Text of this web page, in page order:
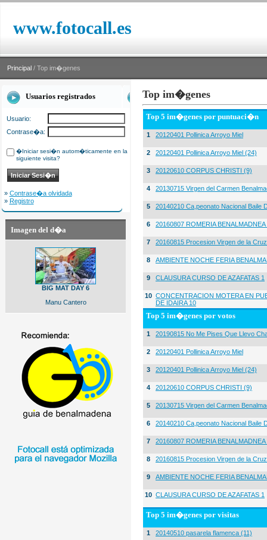
www.fotocall.es
Principal / Top im�genes
Usuarios registrados
Usuario:
Contrase�a:
�Iniciar sesi�n autom�ticamente en la
siguiente visita?
» Contrase�a olvidada
» Registro
Imagen del d�a
BIG MAT DAY 6
Manu Cantero
Top im�genes
Top 5 im�genes por puntuaci�n
1 20120401 Pollinica Arroyo Miel
2 20120401 Pollinica Arroyo Miel (24)
3 20120610 CORPUS CHRISTI (9)
4 20130715 Virgen del Carmen
5 20140210 Ca,peonato Nacional Baile
6 20160807 ROMERIA
7 20160815 Procesion Virgen de la
8 AMBIENTE NOCHE FERIA
9 CLAUSURA CURSO DE AZAFATAS 1
10 CONCENTRACION MOTERA EN
DE IDAIRA 10
Top 5 im�genes por votos
1 20190815 No Me Pises Que Llevo
2 20120401 Pollinica Arroyo Miel
3 20120401 Pollinica Arroyo Miel (24)
4 20120610 CORPUS CHRISTI (9)
5 20130715 Virgen del Carmen
6 20140210 Ca,peonato Nacional Baile
7 20160807 ROMERIA
8 20160815 Procesion Virgen de la
9 AMBIENTE NOCHE FERIA
10 CLAUSURA CURSO DE AZAFATAS 1
Top 5 im�genes por visitas
1 20140510 pasarela flamenca (11)